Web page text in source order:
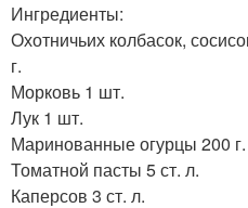
Ингредиенты:
Охотничьих колбасок,
г.
Морковь 1 шт.
Лук 1 шт.
Маринованные огурцы 200 г.
Томатной пасты 5 ст. л.
Каперсов 3 ст. л.